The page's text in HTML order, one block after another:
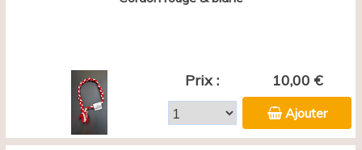
Prix : 10,00 €
Ajouter